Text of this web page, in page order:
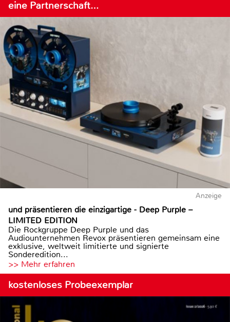
eine Partnerschaft…
Anzeige
und präsentieren die einzigartige - Deep Purple –
LIMITED EDITION
Die Rockgruppe Deep Purple und das
Audiounternehmen Revox präsentieren gemeinsam eine
exklusive, weltweit limitierte und signierte
Sonderedition...
>> Mehr erfahren
kostenloses Probeexemplar